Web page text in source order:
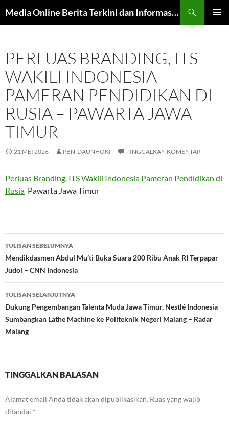
ke
Media Online Berita Terkini dan Informasi Harian
PERLUAS BRANDING, ITS
WAKILI INDONESIA
PAMERAN PENDIDIKAN DI
RUSIA – PAWARTA JAWA
TIMUR
21 MEI 2026 PBN-DAUNHOKI TINGGALKAN KOMENTAR
Perluas Branding, ITS Wakili Indonesia Pameran Pendidikan di
Rusia Pawarta Jawa Timur
Navigasi
Tulisan
TULISAN SEBELUMNYA
Mendikdasmen Abdul Mu’ti Buka Suara 200 Ribu Anak RI Terpapar
Judol – CNN Indonesia
TULISAN SELANJUTNYA
Dukung Pengembangan Talenta Muda Jawa Timur, Nestlé Indonesia
Sumbangkan Lathe Machine ke Politeknik Negeri Malang – Radar
Malang
TINGGALKAN BALASAN
Alamat email Anda tidak akan dipublikasikan. Ruas yang wajib
ditandai *